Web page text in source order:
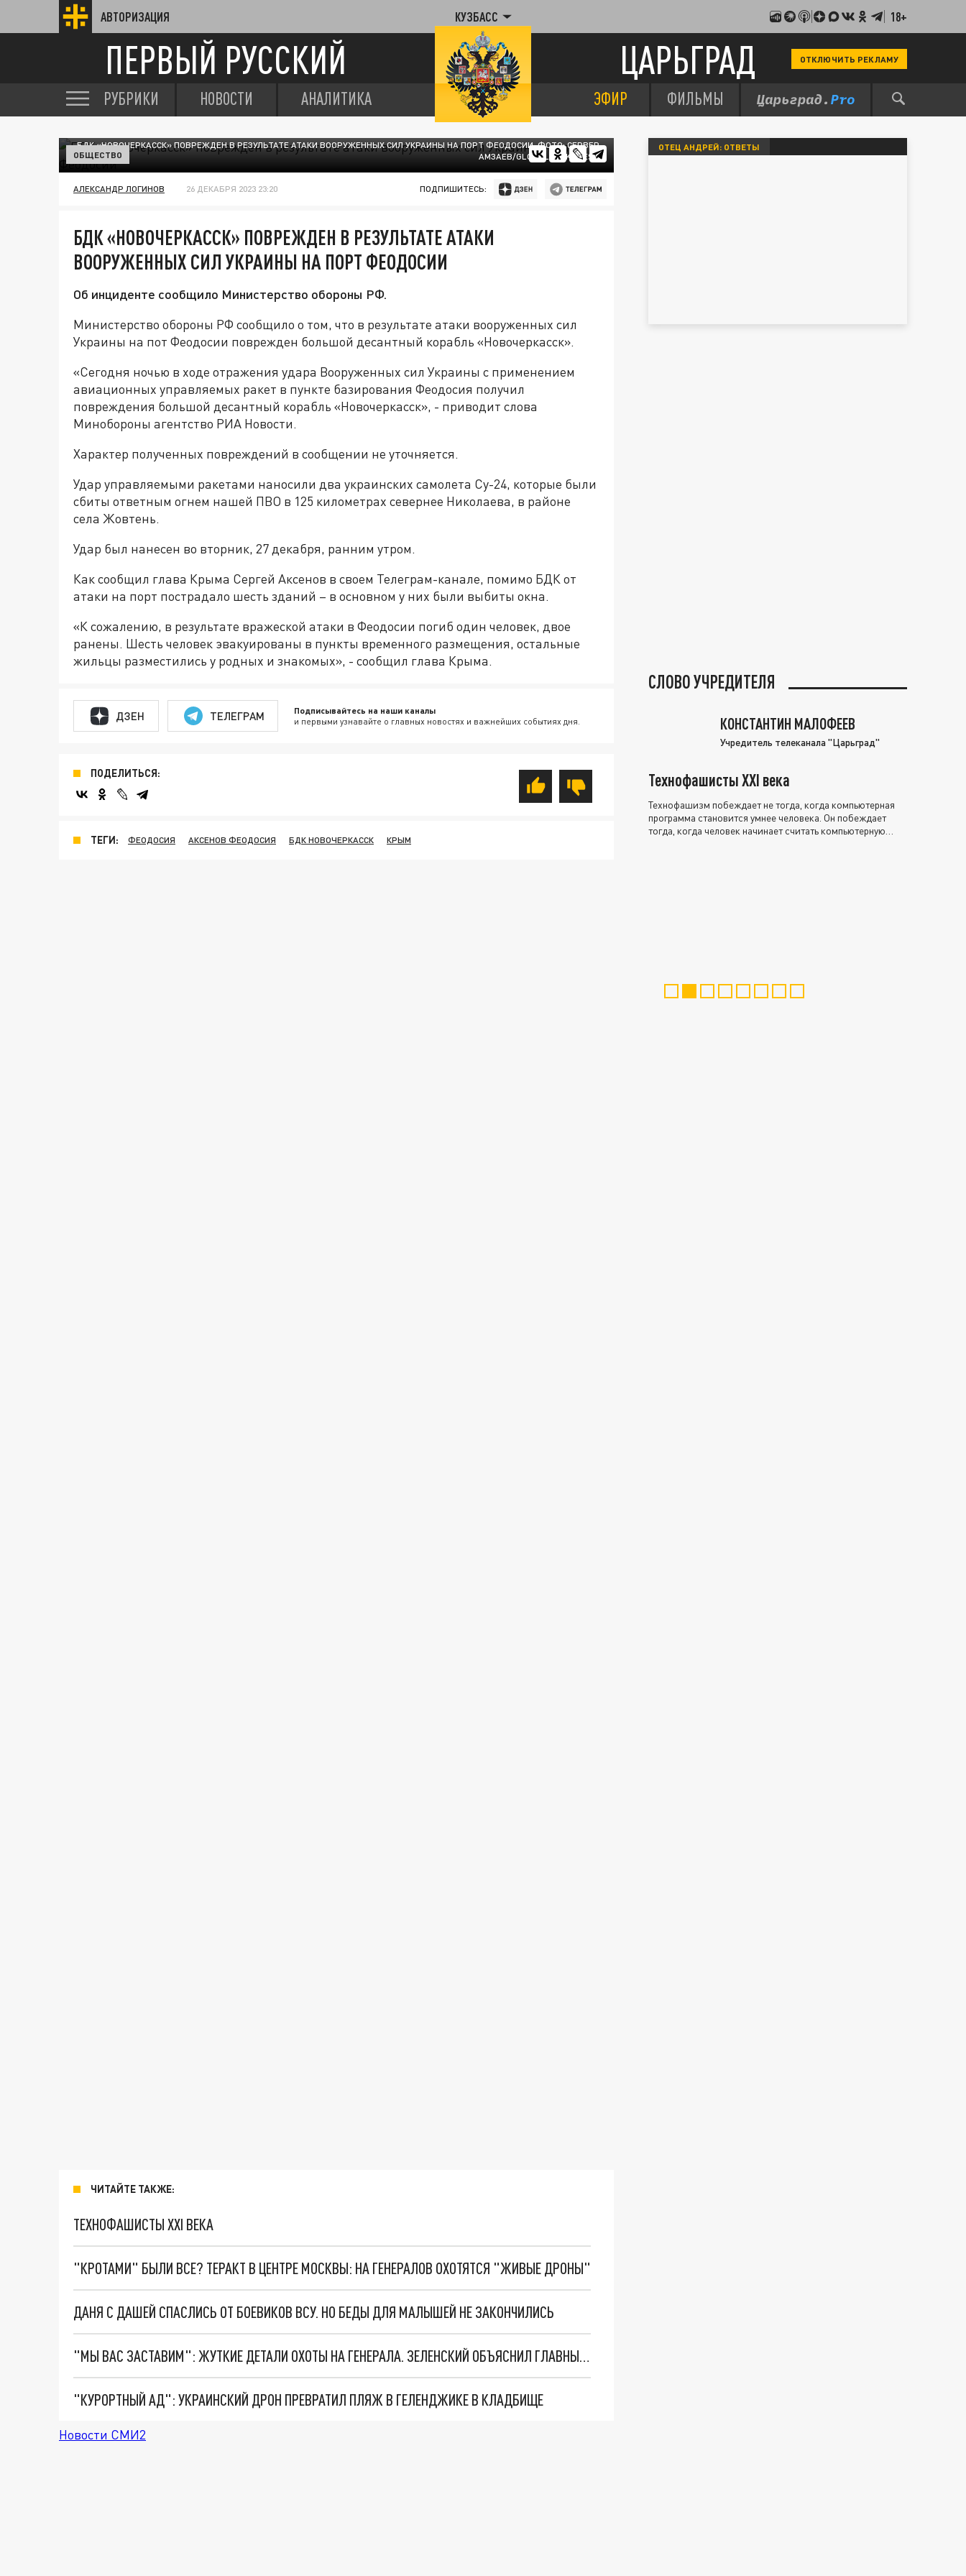
АВТОРИЗАЦИЯ КУЗБАСС 18+
ПЕРВЫЙ РУССКИЙ ЦАРЬГРАД ОТКЛЮЧИТЬ РЕКЛАМУ
РУБРИКИ НОВОСТИ АНАЛИТИКА ЭФИР ФИЛЬМЫ
БДК «НОВОЧЕРКАССК» ПОВРЕЖДЕН В РЕЗУЛЬТАТЕ АТАКИ ВООРУЖЕННЫХ СИЛ УКРАИНЫ НА ПОРТ ФЕОДОСИИ. ФОТО: СЕРВЕР
АМЗАЕВ/GLOBALLOOKPRESS
ОБЩЕСТВО
АЛЕКСАНДР ЛОГИНОВ 26 ДЕКАБРЯ 2023 23:20 ПОДПИШИТЕСЬ:
БДК «НОВОЧЕРКАССК» ПОВРЕЖДЕН В РЕЗУЛЬТАТЕ АТАКИ
ВООРУЖЕННЫХ СИЛ УКРАИНЫ НА ПОРТ ФЕОДОСИИ
Об инциденте сообщило Министерство обороны РФ.
Министерство обороны РФ сообщило о том, что в результате атаки вооруженных сил
Украины на пот Феодосии поврежден большой десантный корабль «Новочеркасск».
«Сегодня ночью в ходе отражения удара Вооруженных сил Украины с применением
авиационных управляемых ракет в пункте базирования Феодосия получил
повреждения большой десантный корабль «Новочеркасск», - приводит слова
Минобороны агентство РИА Новости.
Характер полученных повреждений в сообщении не уточняется.
Удар управляемыми ракетами наносили два украинских самолета Су-24, которые были
сбиты ответным огнем нашей ПВО в 125 километрах севернее Николаева, в районе
села Жовтень.
Удар был нанесен во вторник, 27 декабря, ранним утром.
Как сообщил глава Крыма Сергей Аксенов в своем Телеграм-канале, помимо БДК от
атаки на порт пострадало шесть зданий – в основном у них были выбиты окна.
«К сожалению, в результате вражеской атаки в Феодосии погиб один человек, двое
ранены. Шесть человек эвакуированы в пункты временного размещения, остальные
жильцы разместились у родных и знакомых», - сообщил глава Крыма.
ДЗЕН ТЕЛЕГРАМ Подписывайтесь на наши каналы
и первыми узнавайте о главных новостях и важнейших событиях дня.
ПОДЕЛИТЬСЯ:
ТЕГИ: ФЕОДОСИЯ АКСЕНОВ ФЕОДОСИЯ БДК НОВОЧЕРКАССК КРЫМ
ЧИТАЙТЕ ТАКЖЕ:
ТЕХНОФАШИСТЫ XXI ВЕКА
"КРОТАМИ" БЫЛИ ВСЕ? ТЕРАКТ В ЦЕНТРЕ МОСКВЫ: НА ГЕНЕРАЛОВ ОХОТЯТСЯ "ЖИВЫЕ ДРОНЫ"
ДАНЯ С ДАШЕЙ СПАСЛИСЬ ОТ БОЕВИКОВ ВСУ. НО БЕДЫ ДЛЯ МАЛЫШЕЙ НЕ ЗАКОНЧИЛИСЬ
"МЫ ВАС ЗАСТАВИМ": ЖУТКИЕ ДЕТАЛИ ОХОТЫ НА ГЕНЕРАЛА. ЗЕЛЕНСКИЙ ОБЪЯСНИЛ ГЛАВНЫЙ СМЫСЛ ТЕРАКТА В ЦЕНТРЕ МОСКВЫ
"КУРОРТНЫЙ АД": УКРАИНСКИЙ ДРОН ПРЕВРАТИЛ ПЛЯЖ В ГЕЛЕНДЖИКЕ В КЛАДБИЩЕ
Новости СМИ2
ОТЕЦ АНДРЕЙ: ОТВЕТЫ
СЛОВО УЧРЕДИТЕЛЯ
КОНСТАНТИН МАЛОФЕЕВ
Учредитель телеканала "Царьград"
Технофашисты XXI века
Технофашизм побеждает не тогда, когда компьютерная
программа становится умнее человека. Он побеждает
тогда, когда человек начинает считать компьютерную